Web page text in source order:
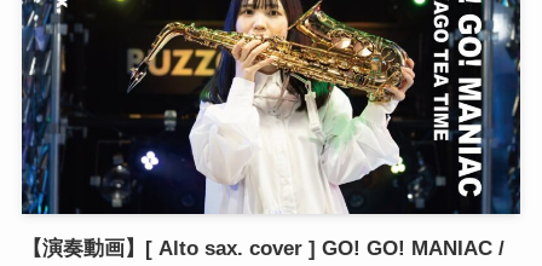
【演奏動画】[ Alto sax. cover ] GO! GO! MANIAC /